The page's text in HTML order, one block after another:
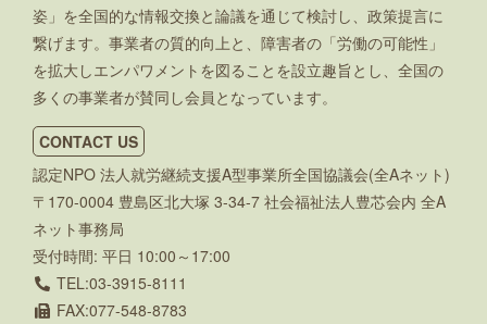
姿」を全国的な情報交換と論議を通じて検討し、政策提言に
繋げます。事業者の質的向上と、障害者の「労働の可能性」
を拡大しエンパワメントを図ることを設立趣旨とし、全国の
多くの事業者が賛同し会員となっています。
CONTACT US
認定NPO 法人就労継続支援A型事業所全国協議会(全Aネット)
〒170-0004 豊島区北大塚 3-34-7 社会福祉法人豊芯会内 全A
ネット事務局
受付時間: 平日 10:00～17:00
TEL:03-3915-8111
FAX:077-548-8783